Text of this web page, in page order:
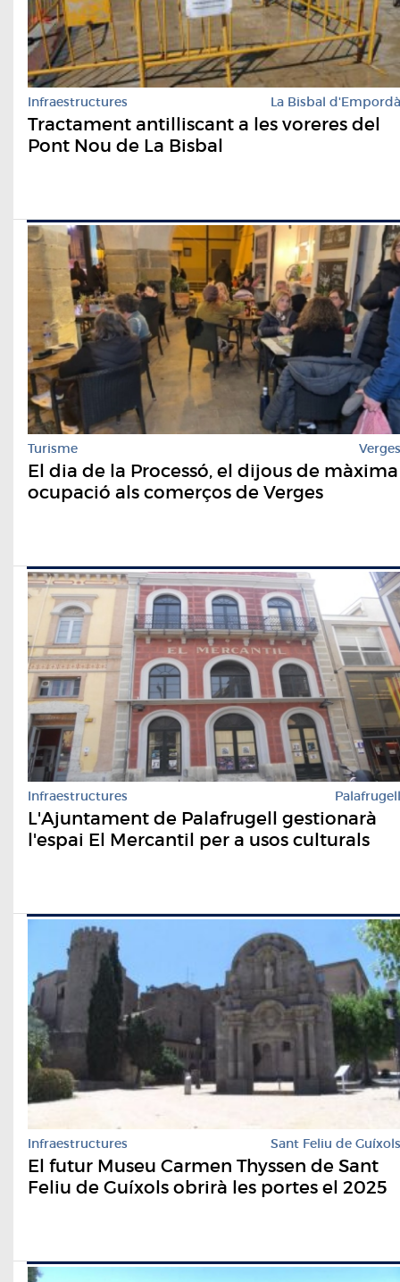
Infraestructures La Bisbal d'Empordà
Tractament antilliscant a les voreres del
Pont Nou de La Bisbal
Turisme Verges
El dia de la Processó, el dijous de màxima
ocupació als comerços de Verges
Infraestructures Palafrugell
L'Ajuntament de Palafrugell gestionarà
l'espai El Mercantil per a usos culturals
Infraestructures Sant Feliu de Guíxols
El futur Museu Carmen Thyssen de Sant
Feliu de Guíxols obrirà les portes el 2025